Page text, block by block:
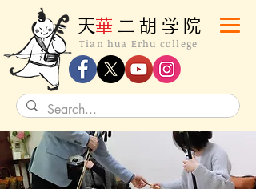
Tian hua Erhu college
​天華 二胡学院